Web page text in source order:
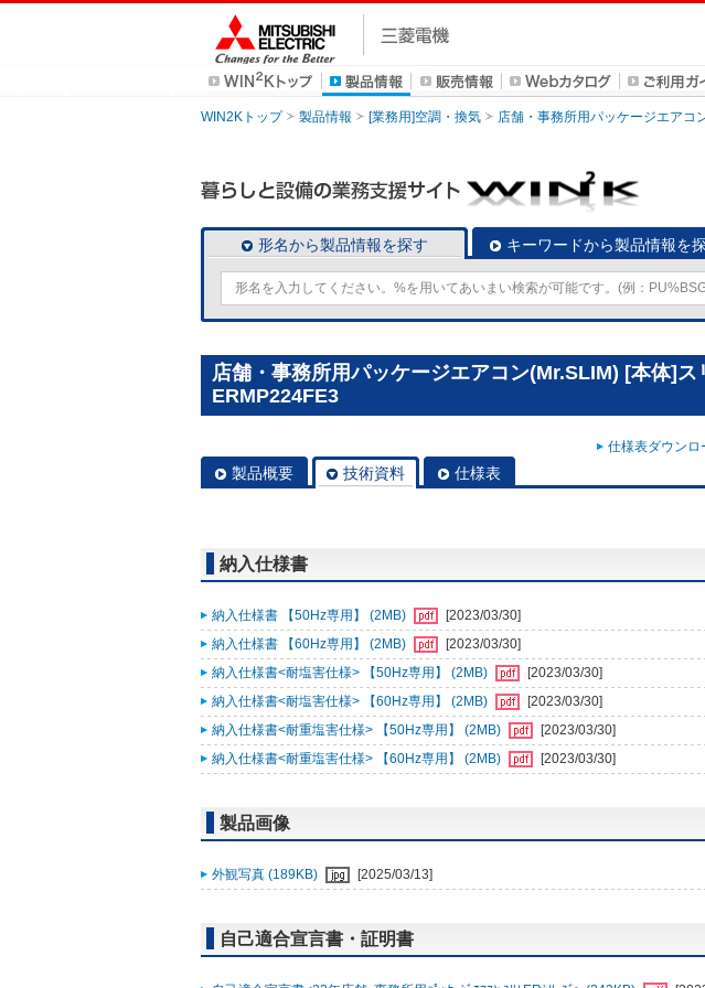
WIN2Kトップ 製品情報 [業務用]空調・換気 店舗・事務所用パッケージエアコ
形名から製品情報を探す キーワードから製品情報を
店舗・事務所用パッケージエアコン(Mr.SLIM) [本体]
ERMP224FE3
仕様表ダウン
製品概要 技術資料 仕様表
納入仕様書
納入仕様書 【50Hz専用】 (2MB)
[2023/03/30]
納入仕様書 【60Hz専用】 (2MB)
[2023/03/30]
納入仕様書<耐塩害仕様> 【50Hz専用】 (2MB)
[2023/03/30]
納入仕様書<耐塩害仕様> 【60Hz専用】 (2MB)
[2023/03/30]
納入仕様書<耐重塩害仕様> 【50Hz専用】 (2MB)
[2023/03/30]
納入仕様書<耐重塩害仕様> 【60Hz専用】 (2MB)
[2023/03/30]
製品画像
外観写真 (189KB) [2025/03/13]
自己適合宣言書・証明書